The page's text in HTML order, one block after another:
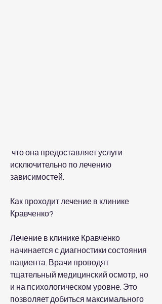
исключительно по лечению
зависимостей.
Как проходит лечение в клинике
Кравченко?
Лечение в клинике Кравченко
начинается с диагностики состояния
пациента. Врачи проводят
тщательный медицинский осмотр, но
и на психологическом уровне. Это
позволяет добиться максимального